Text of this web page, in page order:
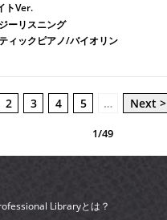
トVer.
ーリスニング
ィックピアノ/バイオリン
2 3 4 5 … Next >
1/49
Libraryとは？